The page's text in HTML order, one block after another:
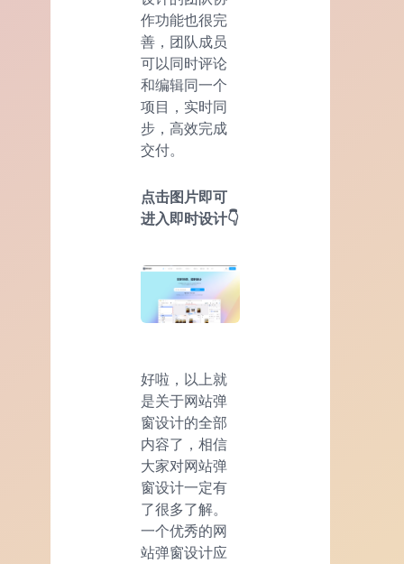
作功能也很完
善，团队成员
可以同时评论
和编辑同一个
项目，实时同
步，高效完成
交付。
点击图片即可
进入即时设计👇
好啦，以上就
是关于网站弹
窗设计的全部
内容了，相信
大家对网站弹
窗设计一定有
了很多了解。
一个优秀的网
站弹窗设计应